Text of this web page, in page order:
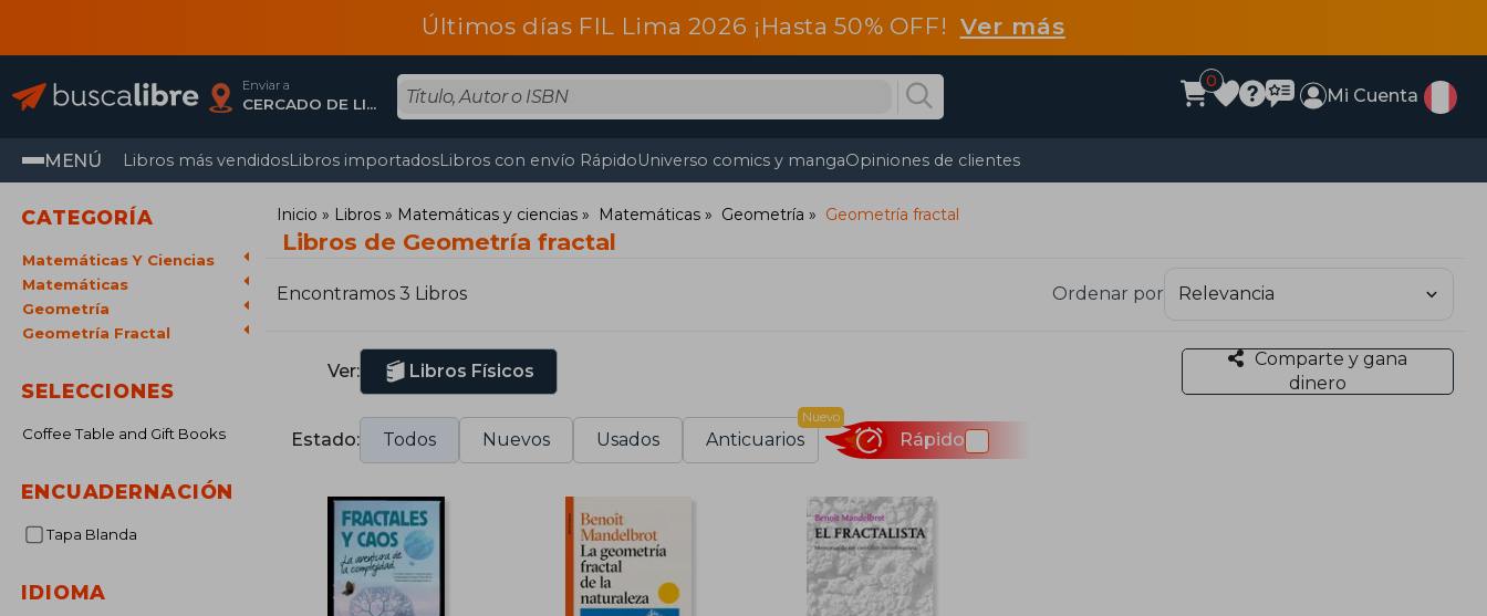
Últimos días FIL Lima 2026 ¡Hasta 50% OFF! Ver más
Enviar a
CERCADO DE LIMA, Lima
0
Mi Cuenta
MENÚ Libros más vendidosLibros importadosLibros con envío RápidoUniverso comics y mangaOpiniones de clientes
CATEGORÍA
Matemáticas Y Ciencias
Matemáticas
Geometría
Geometría Fractal
SELECCIONES
Coffee Table and Gift Books
ENCUADERNACIÓN
Tapa Blanda
IDIOMA
Inicio Libros Matemáticas y ciencias Matemáticas Geometría Geometría fractal
Libros de Geometría fractal
Encontramos 3 Libros Ordenar por
Ver: Libros Físicos
Comparte y gana
dinero
Estado: Todos Nuevos Usados Anticuarios
Nuevo
Rápido